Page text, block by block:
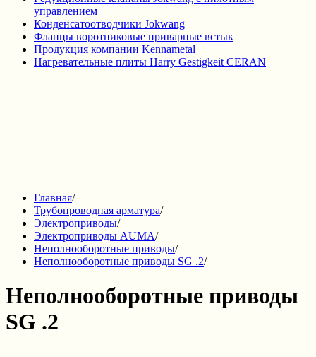
управлением
Конденсатоотводчики Jokwang
Фланцы воротниковые приварные встык
Продукция компании Kennametal
Нагревательные плиты Harry Gestigkeit CERAN
Главная/
Трубопроводная арматура/
Электроприводы/
Электроприводы AUMA/
Неполнооборотные приводы/
Неполнооборотные приводы SG .2/
Неполнооборотные приводы
SG .2